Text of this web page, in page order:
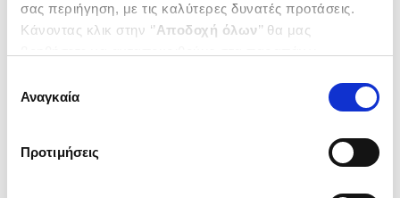
σας περιήγηση, με τις καλύτερες δυνατές προτάσεις.
Κάνοντας κλικ στην ‘’Αποδοχή όλων’’ θα μας
ενδιαφέρουν και να επιλέξετε από τα παρακάτω με την
΄΄και να ενημερωθείτε σχετικά με
συγκατάθεσης
Αναγκαία
Προτιμήσεις